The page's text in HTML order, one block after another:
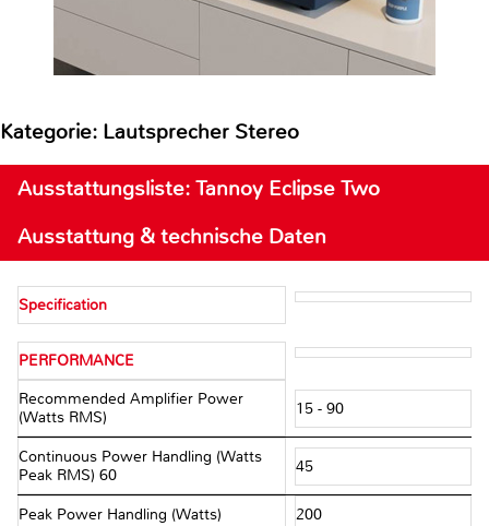
Kategorie: Lautsprecher Stereo
Ausstattungsliste: Tannoy Eclipse Two
Ausstattung & technische Daten
Specification
PERFORMANCE
Recommended Amplifier Power
(Watts RMS)
15 - 90
Continuous Power Handling (Watts
Peak RMS) 60
45
Peak Power Handling (Watts) 200